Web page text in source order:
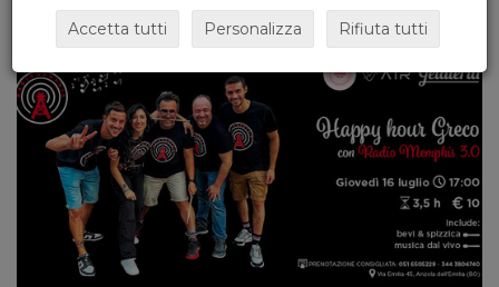
Accetta tutti Personalizza Rifiuta tutti